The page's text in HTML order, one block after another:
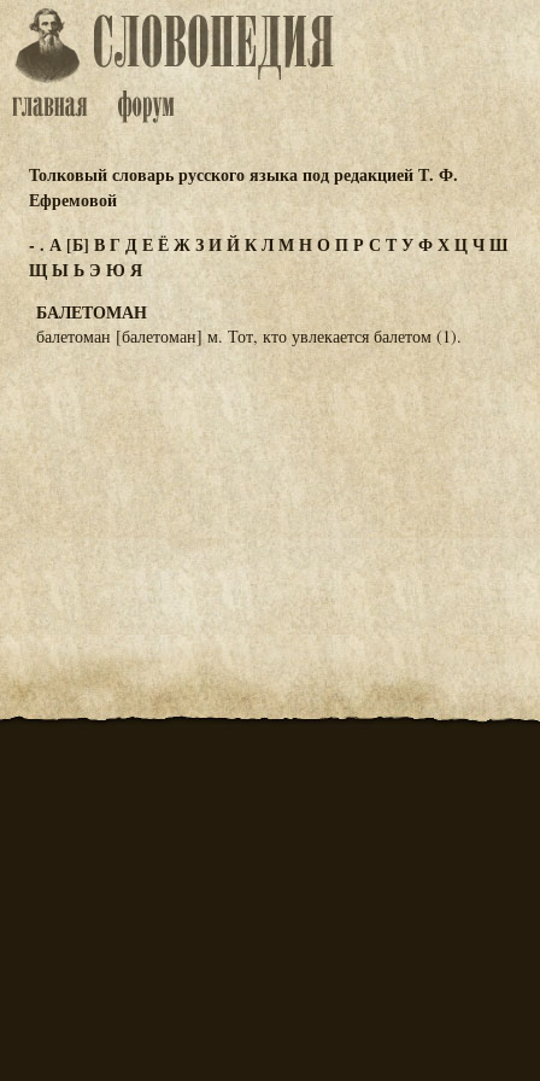
Толковый словарь русского языка под редакцией Т. Ф.
Ефремовой
- . А[Б]ВГДЕЁЖЗИЙКЛМНОПРС ТУФХЦЧШ
ЩЫЬЭ ЮЯ
БАЛЕТОМАН
балетоман [балетоман] м. Тот, кто увлекается балетом (1).